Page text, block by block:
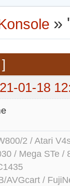
»
01-18
2 / Atari
/ Mega STe /
AVGcart /